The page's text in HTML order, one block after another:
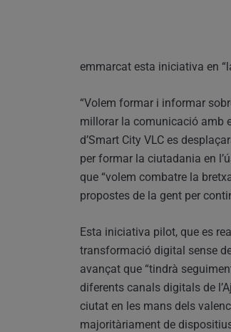
emmarcat esta iniciativa en
“Volem formar i informar
millorar la comunicació amb
d’Smart City VLC es
per formar la ciutadania en
que “volem combatre la
propostes de la gent per
Esta iniciativa pilot, que es
transformació digital sense
avançat que “tindrà
diferents canals digitals de
ciutat en les mans dels
majoritàriament de